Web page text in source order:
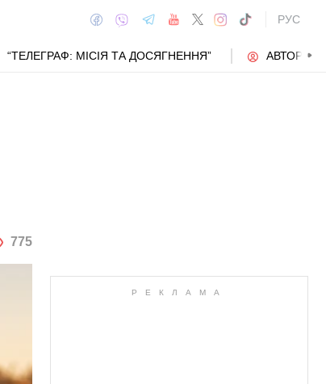
РУС
“ТЕЛЕГРАФ: МІСІЯ ТА ДОСЯГНЕННЯ” АВТОРИ
775